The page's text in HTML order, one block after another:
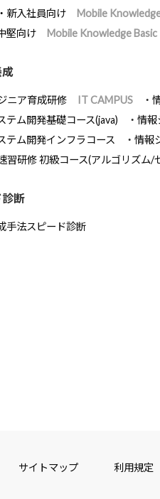
新入社員向け
Mobile
堅向け
Mobile Knowledge Basic
ニア育成研修 IT CAMPUS
テム開発基礎コース(java)
情報
テム開発インフラコース
情報
習研修 初級コース(アルゴリズム/
診断
手法スピード診断
サイトマップ 利用規定